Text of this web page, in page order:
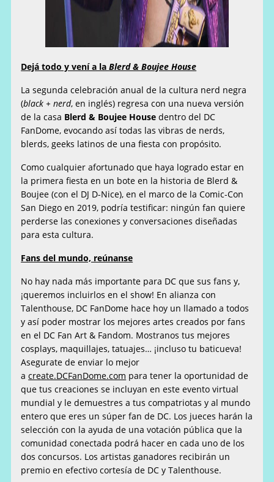
Dejá todo y vení a laBlerd & Boujee House
La segunda celebración anual de la cultura nerd negra
(black + nerd, en inglés) regresa con una nueva versión
de la casa Blerd & Boujee House dentro del DC
FanDome, evocando así todas las vibras de nerds,
blerds, geeks latinos de una fiesta con propósito.
Como cualquier afortunado que haya logrado estar en
la primera fiesta en un bote en la historia de Blerd &
Boujee (con el DJ D-Nice), en el marco de la Comic-Con
San Diego en 2019, podría testificar: ningún fan quiere
perderse las conexiones y conversaciones diseñadas
para esta cultura.
Fans del mundo, reúnanse
No hay nada más importante para DC que sus fans y,
¡queremos incluirlos en el show! En alianza con
Talenthouse, DC FanDome hace hoy un llamado a todos
y así poder mostrar los mejores artes creados por fans
en el DC Fan Art & Fandom. Mostranos tus mejores
cosplays, maquillajes, tatuajes… ¡incluso tu baticueva!
Asegurate de enviar lo mejor
acreate.DCFanDome.com para tener la oportunidad de
que tus creaciones se incluyan en este evento virtual
mundial y le demuestres a tus compatriotas y al mundo
entero que eres un súper fan de DC. Los jueces harán la
selección con la ayuda de una votación pública que la
comunidad conectada podrá hacer en cada uno de los
dos concursos. Los artistas ganadores recibirán un
premio en efectivo cortesía de DC y Talenthouse.